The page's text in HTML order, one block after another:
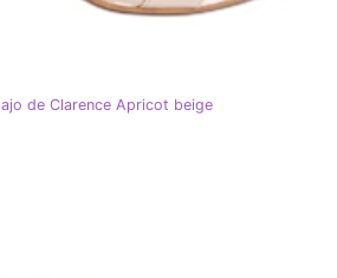
de Clarence Apricot beige